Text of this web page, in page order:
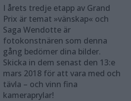
I årets tredje etapp av Grand
Prix är temat »vänskap« och
Saga Wendotte är
fotokonstnären som denna
gång bedömer dina bilder.
Skicka in dem senast den 13:e
mars 2018 för ­att vara med och
tävla – och vinn fina
kameraprylar!